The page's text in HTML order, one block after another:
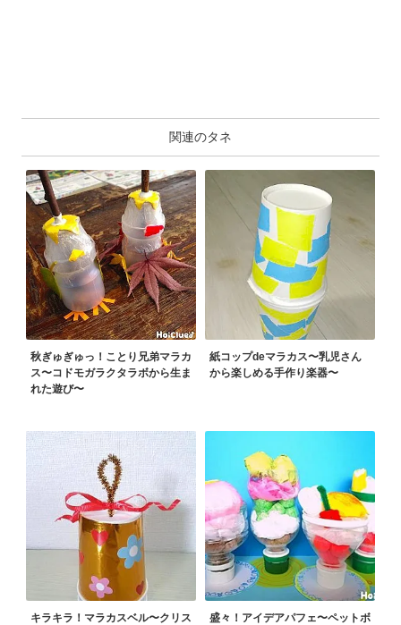
関連のタネ
秋ぎゅぎゅっ！ことり兄弟マラカ
ス〜コドモガラクタラボから生ま
れた遊び〜
紙コップdeマラカス〜乳児さん
から楽しめる手作り楽器〜
キラキラ！マラカスベル〜クリス
盛々！アイデアパフェ〜ペットボ